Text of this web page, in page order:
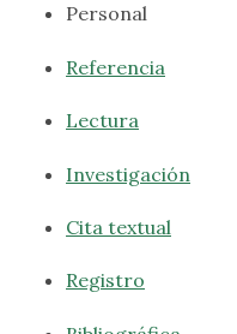
Personal
Referencia
Lectura
Investigación
Cita textual
Registro